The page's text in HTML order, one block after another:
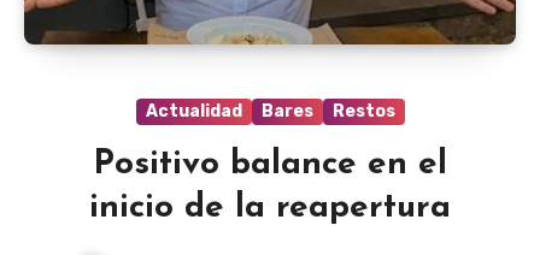
Actualidad Bares Restos
Positivo balance en el
inicio de la reapertura